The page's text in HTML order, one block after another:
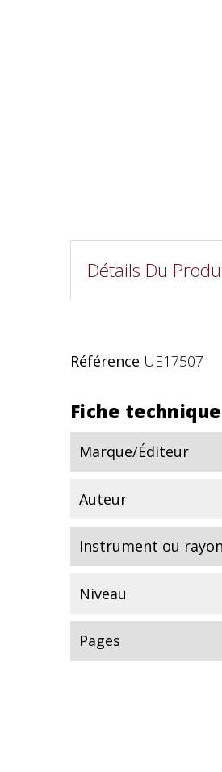
Détails Du
Référence UE17507
Fiche technique
Marque/Éditeur
Auteur
Instrument ou rayon
Niveau
Pages